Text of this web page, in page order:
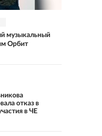
музыкальный
Орбит
отказ в
в ЧЕ